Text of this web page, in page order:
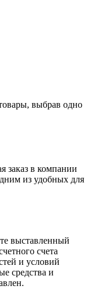
выбрав одно
заказ в компании
из удобных для
выставленный
счета
и условий
средства и